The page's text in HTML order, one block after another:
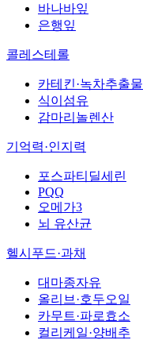
바나바잎
은행잎
콜레스테롤
카테킨·녹차추출물
식이섬유
감마리놀렌산
기억력·인지력
포스파티딜세린
PQQ
오메가3
뇌 유산균
헬시푸드·과채
대마종자유
올리브·호두오일
카무트·파로효소
컬리케일·양배추